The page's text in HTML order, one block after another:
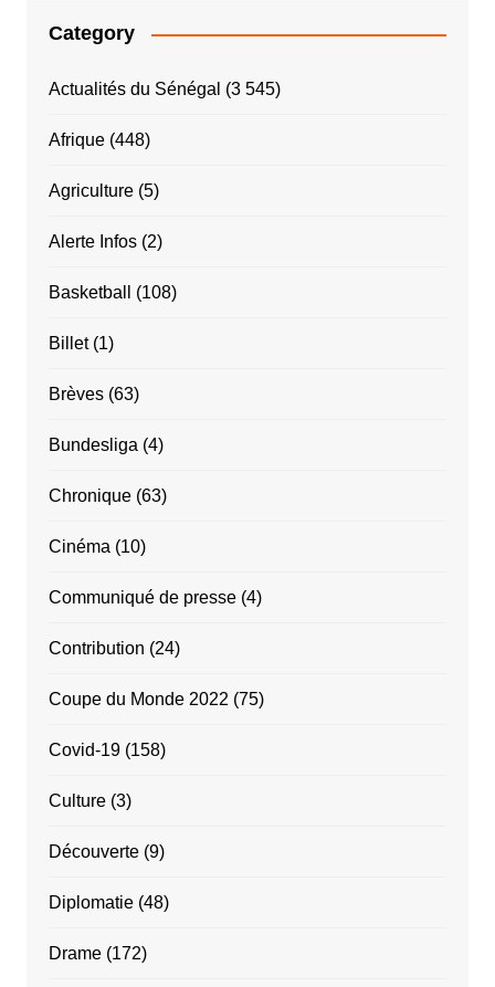
Category
Actualités du Sénégal (3 545)
Afrique(448)
Agriculture(5)
Alerte Infos(2)
Basketball (108)
Billet(1)
Brèves(63)
Bundesliga (4)
Chronique(63)
Cinéma (10)
Communiqué de presse(4)
Contribution (24)
Coupe du Monde 2022 (75)
Covid-19(158)
Culture(3)
Découverte(9)
Diplomatie(48)
Drame(172)